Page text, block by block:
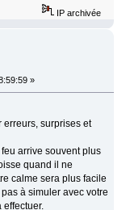
IP archivée
»
erreurs, surprises et
arrive souvent plus
quand il ne
calme sera plus facile
à simuler avec votre
effectuer.